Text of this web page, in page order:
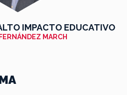
IMPACTO EDUCATIVO
MARCH